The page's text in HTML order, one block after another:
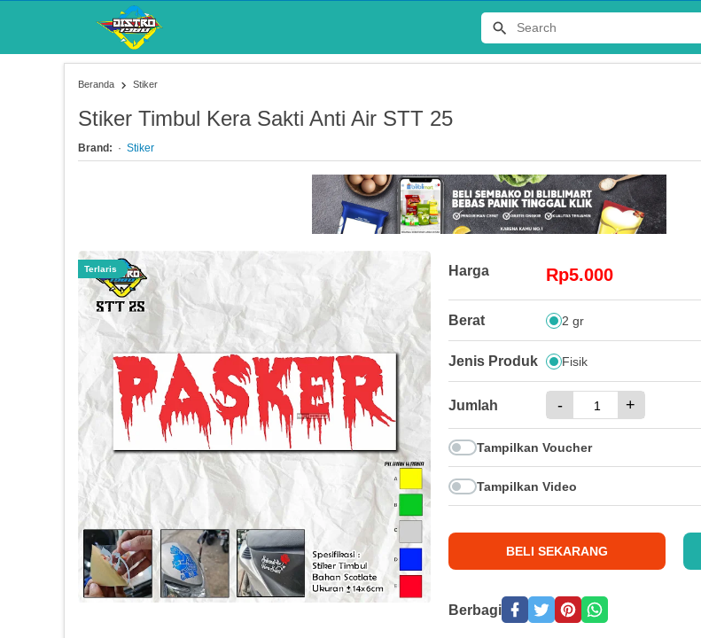
Beranda Stiker
Stiker Timbul Kera Sakti Anti Air STT 25
Brand: Stiker
Terlaris Harga Rp5.000
Berat 2 gr
Jenis Produk Fisik
Jumlah - +
Tampilkan Voucher
Tampilkan Video
BELI SEKARANG
Berbagi